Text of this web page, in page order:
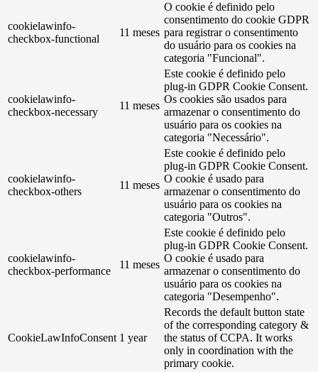
cookielawinfo-
checkbox-functional
11 meses
O cookie é definido pelo
consentimento do cookie GDPR
para registrar o consentimento
do usuário para os cookies na
categoria "Funcional".
cookielawinfo-
checkbox-necessary
11 meses
Este cookie é definido pelo
plug-in GDPR Cookie Consent.
Os cookies são usados ​​para
armazenar o consentimento do
usuário para os cookies na
categoria "Necessário".
cookielawinfo-
checkbox-others
11 meses
Este cookie é definido pelo
plug-in GDPR Cookie Consent.
O cookie é usado para
armazenar o consentimento do
usuário para os cookies na
categoria "Outros".
cookielawinfo-
checkbox-performance
11 meses
Este cookie é definido pelo
plug-in GDPR Cookie Consent.
O cookie é usado para
armazenar o consentimento do
usuário para os cookies na
categoria "Desempenho".
CookieLawInfoConsent 1 year
Records the default button state
of the corresponding category &
the status of CCPA. It works
only in coordination with the
primary cookie.